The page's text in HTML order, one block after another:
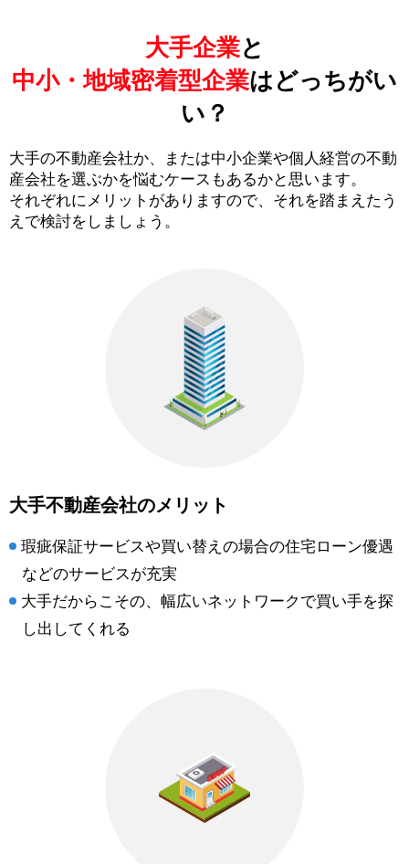
大手企業と
中小・地域密着型企業はどっちがい
い？
大手の不動産会社か、または中小企業や個人経営の不動
産会社を選ぶかを悩むケースもあるかと思います。
それぞれにメリットがありますので、それを踏まえたう
えで検討をしましょう。
大手不動産会社のメリット
瑕疵保証サービスや買い替えの場合の住宅ローン優遇
などのサービスが充実
大手だからこその、幅広いネットワークで買い手を探
し出してくれる